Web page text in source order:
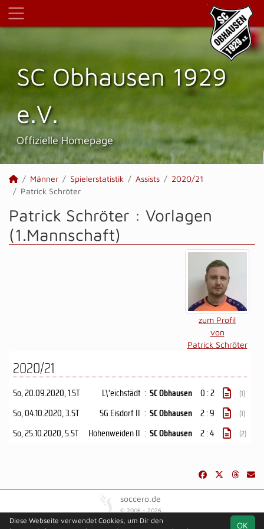
SC Obhausen 1929
e.V.
Offizielle Homepage
Männer Spielerstatistik Assists
2020/21
Patrick Schröter
Patrick Schröter : Vorlagen
(1.Mannschaft)
zum Profil
von
Patrick Schröter
2020/21
So, 20.09.2020, 1.ST L\'eichstädt : SC Obhausen 0 : 2 (1)
So, 04.10.2020, 3.ST SG Eisdorf II : SC Obhausen 2 : 9 (1)
So, 25.10.2020, 5.ST Hohenweiden II : SC Obhausen 2 : 4 (2)
soccero.de
© 2006 - 2026
OK
Diese Webseite verwendet Cookies, um Dir den